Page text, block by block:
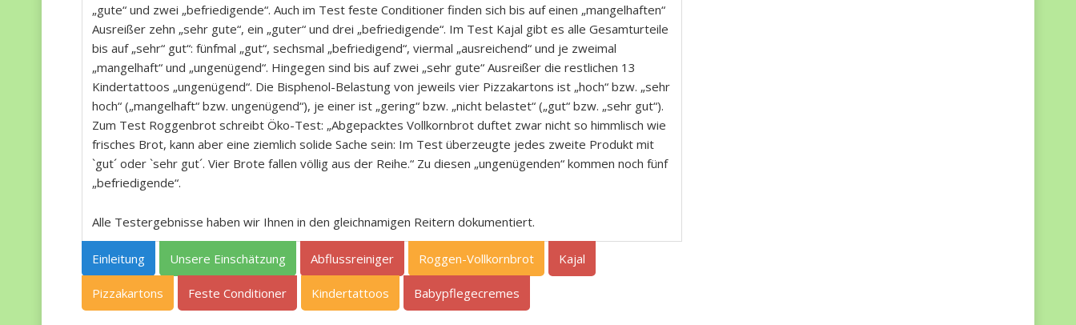
„gute“ und zwei „befriedigende“. Auch im Test feste Conditioner finden sich bis auf einen „mangelhaften“
Ausreißer zehn „sehr gute“, ein „guter“ und drei „befriedigende“. Im Test Kajal gibt es alle Gesamturteile
bis auf „sehr“ gut“: fünfmal „gut“, sechsmal „befriedigend“, viermal „ausreichend“ und je zweimal
„mangelhaft“ und „ungenügend“. Hingegen sind bis auf zwei „sehr gute“ Ausreißer die restlichen 13
Kindertattoos „ungenügend“. Die Bisphenol-Belastung von jeweils vier Pizzakartons ist „hoch“ bzw. „sehr
hoch“ („mangelhaft“ bzw. ungenügend“), je einer ist „gering“ bzw. „nicht belastet“ („gut“ bzw. „sehr gut“).
Zum Test Roggenbrot schreibt Öko-Test: „Abgepacktes Vollkornbrot duftet zwar nicht so himmlisch wie
frisches Brot, kann aber eine ziemlich solide Sache sein: Im Test überzeugte jedes zweite Produkt mit
`gut´ oder `sehr gut´. Vier Brote fallen völlig aus der Reihe.“ Zu diesen „ungenügenden“ kommen noch fünf
„befriedigende“.
Alle Testergebnisse haben wir Ihnen in den gleichnamigen Reitern dokumentiert.
Einleitung Unsere Einschätzung Abflussreiniger Roggen-Vollkornbrot Kajal
Pizzakartons Feste Conditioner Kindertattoos Babypflegecremes